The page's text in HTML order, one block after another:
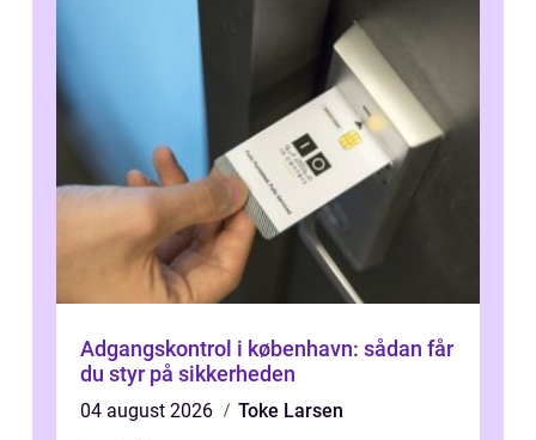
Adgangskontrol i københavn: sådan får
du styr på sikkerheden
04 august 2026
Toke Larsen